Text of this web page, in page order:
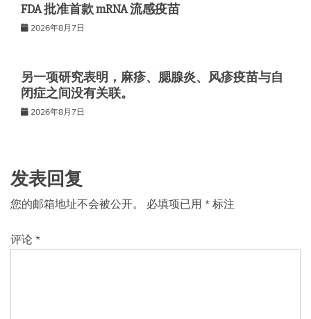
FDA 批准首款 mRNA 流感疫苗
2026年8月7日
另一项研究表明，麻疹、腮腺炎、风疹疫苗与自
闭症之间没有关联。
2026年8月7日
发表回复
您的邮箱地址不会被公开。 必填项已用 * 标注
评论 *